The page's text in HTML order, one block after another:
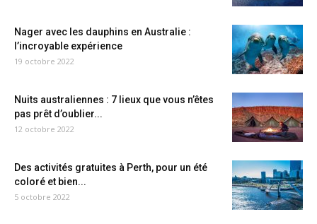
Nager avec les dauphins en Australie :
l’incroyable expérience
19 octobre 2022
Nuits australiennes : 7 lieux que vous n’êtes
pas prêt d’oublier...
12 octobre 2022
Des activités gratuites à Perth, pour un été
coloré et bien...
5 octobre 2022